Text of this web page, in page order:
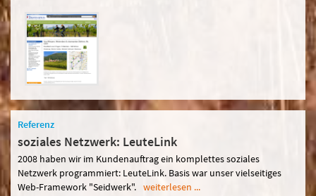
Referenz
soziales Netzwerk: LeuteLink
2008 haben wir im Kundenauftrag ein komplettes soziales
Netzwerk programmiert: LeuteLink. Basis war unser vielseitiges
Web-Framework "Seidwerk". weiterlesen ...